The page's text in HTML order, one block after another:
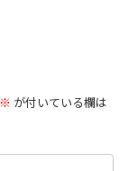
※ が付いている欄は